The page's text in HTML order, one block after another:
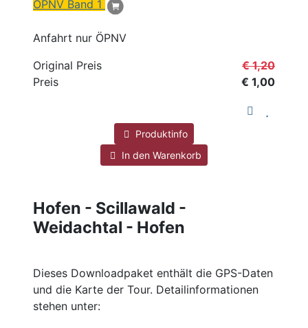
ÖPNV Band 1
Anfahrt nur ÖPNV
Original Preis
€ 1,20
Preis
€ 1,00
Produktinfo
In den Warenkorb
Hofen - Scillawald -
Weidachtal - Hofen
Dieses Downloadpaket enthält die GPS-Daten
und die Karte der Tour. Detailinformationen
stehen unter: